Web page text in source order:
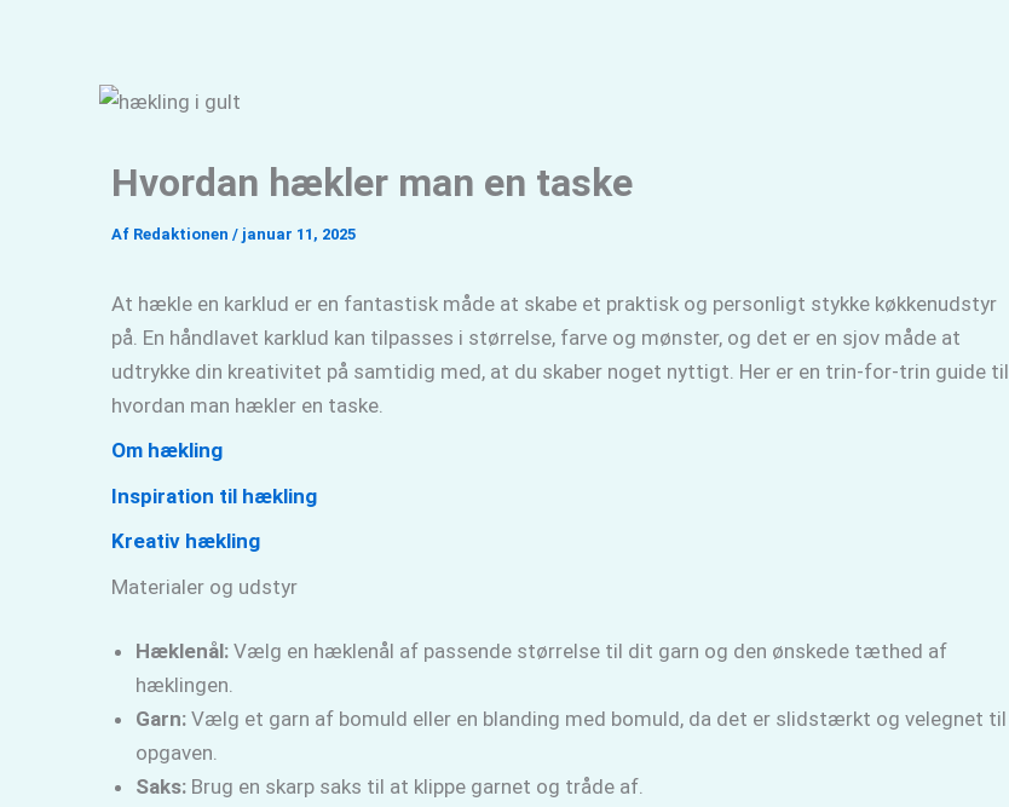
Hvordan hækler man en taske
Af Redaktionen / januar 11, 2025
At hækle en karklud er en fantastisk måde at skabe et praktisk og personligt stykke køkkenudstyr
på. En håndlavet karklud kan tilpasses i størrelse, farve og mønster, og det er en sjov måde at
udtrykke din kreativitet på samtidig med, at du skaber noget nyttigt. Her er en trin-for-trin guide til
hvordan man hækler en taske.
Om hækling
Inspiration til hækling
Kreativ hækling
Materialer og udstyr
Hæklenål:Vælg en hæklenål af passende størrelse til dit garn og den ønskede tæthed af
hæklingen.
Garn:Vælg et garn af bomuld eller en blanding med bomuld, da det er slidstærkt og velegnet til
opgaven.
Saks:Brug en skarp saks til at klippe garnet og tråde af.